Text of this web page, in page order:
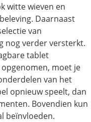
witte wieven en
Daarnaast
van
nog verder versterkt.
tablet
moet je
van het
opnieuw speelt, dan
Bovendien kun
beïnvloeden.